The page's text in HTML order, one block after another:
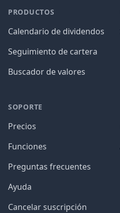
PRODUCTOS
Calendario de dividendos
Seguimiento de cartera
Buscador de valores
SOPORTE
Precios
Funciones
Preguntas frecuentes
Ayuda
Cancelar suscripción